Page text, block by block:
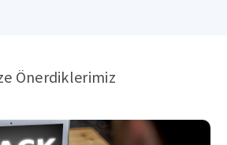
Önerdiklerimiz